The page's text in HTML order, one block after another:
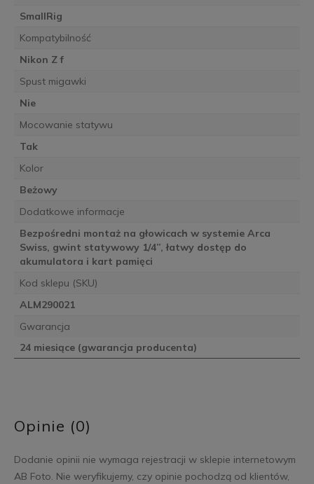
SmallRig
Kompatybilność
Nikon Z f
Spust migawki
Nie
Mocowanie statywu
Tak
Kolor
Beżowy
Dodatkowe informacje
Bezpośredni montaż na głowicach w systemie Arca
Swiss, gwint statywowy 1/4”, łatwy dostęp do
akumulatora i kart pamięci
Kod sklepu (SKU)
ALM290021
Gwarancja
24 miesiące (gwarancja producenta)
Opinie (0)
Dodanie opinii nie wymaga rejestracji w sklepie internetowym
AB Foto. Nie weryfikujemy, czy opinie pochodzą od klientów,